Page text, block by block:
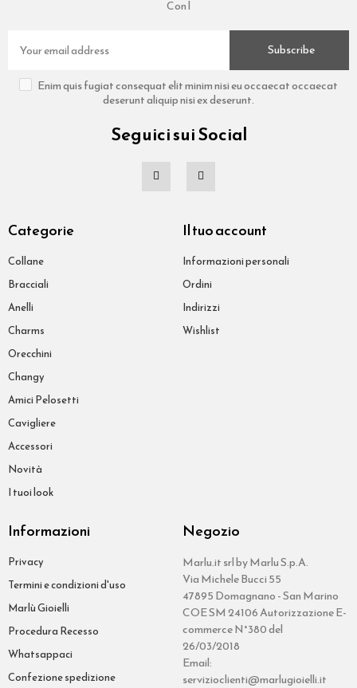
Con l
Subscribe
Enim quis fugiat consequat elit minim nisi eu occaecat occaecat
deserunt aliquip nisi ex deserunt.
Seguici sui Social
Categorie
Collane
Bracciali
Anelli
Charms
Orecchini
Changy
Amici Pelosetti
Cavigliere
Accessori
Novità
I tuoi look
Il tuo account
Informazioni personali
Ordini
Indirizzi
Wishlist
Informazioni
Privacy
Termini e condizioni d'uso
Marlù Gioielli
Procedura Recesso
Whatsappaci
Confezione spedizione
Negozio
Marlu.it srl by Marlu S.p.A.
Via Michele Bucci 55
47895 Domagnano - San Marino
COE SM 24106 Autorizzazione E-
commerce N°380 del
26/03/2018
Email:
servizioclienti@marlugioielli.it